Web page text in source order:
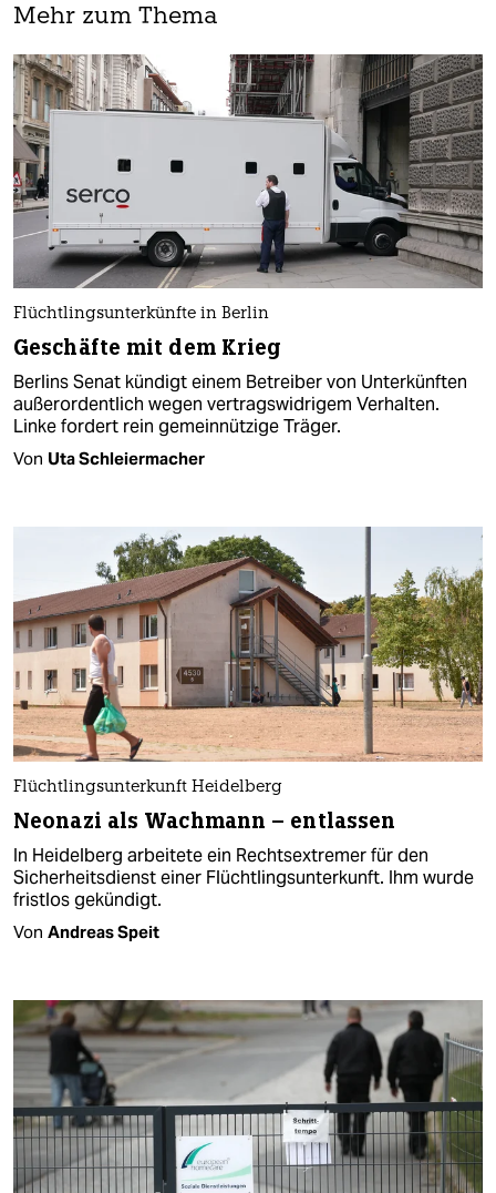
Mehr zum Thema
Flüchtlingsunterkünfte in Berlin
Geschäfte mit dem Krieg
Berlins Senat kündigt einem Betreiber von Unterkünften
außerordentlich wegen vertragswidrigem Verhalten.
Linke fordert rein gemeinnützige Träger.
Von Uta Schleiermacher
Flüchtlingsunterkunft Heidelberg
Neonazi als Wachmann – entlassen
In Heidelberg arbeitete ein Rechtsextremer für den
Sicherheitsdienst einer Flüchtlingsunterkunft. Ihm wurde
fristlos gekündigt.
Von Andreas Speit